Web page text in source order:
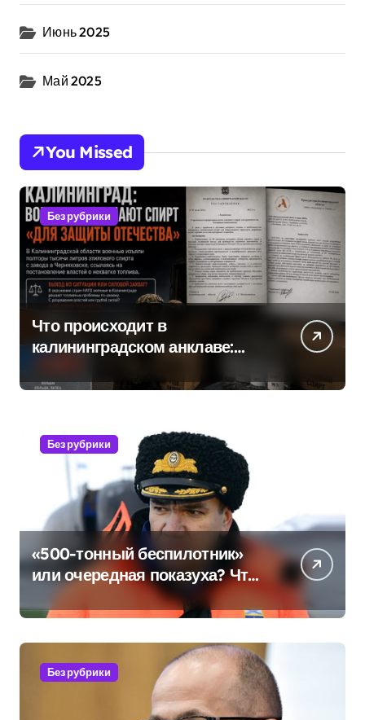
Июнь 2025
Май 2025
You Missed
Без рубрики
Что происходит в
калининградском анклаве:
защиты Отечества»
Без рубрики
«500-тонный беспилотник»
или очередная показуха? Что
скрывает российский ВМФ
Без рубрики